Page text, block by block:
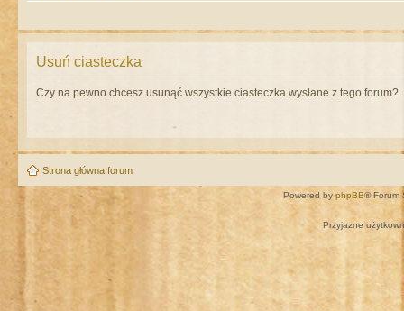
Usuń ciasteczka
Czy na pewno chcesz usunąć wszystkie ciasteczka wysłane z tego forum?
Strona główna forum
Powered by phpBB® Forum
Przyjazne